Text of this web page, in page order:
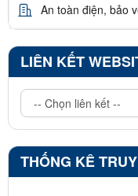
An toàn điện, bảo
LIÊN KẾT
THỐNG KÊ